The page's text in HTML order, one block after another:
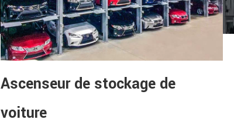
Ascenseur de stockage de
voiture